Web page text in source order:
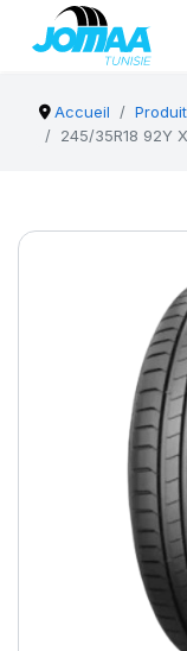
Accueil
245/35R18 92Y